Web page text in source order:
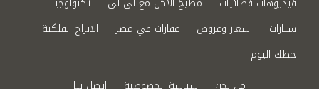
سيارات
اسعار وعروض عقارات في مصر
الابراج الفلكية
حظك اليوم